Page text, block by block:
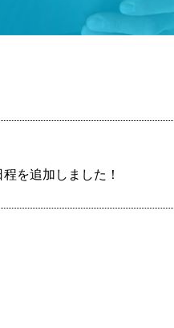
を追加しました！